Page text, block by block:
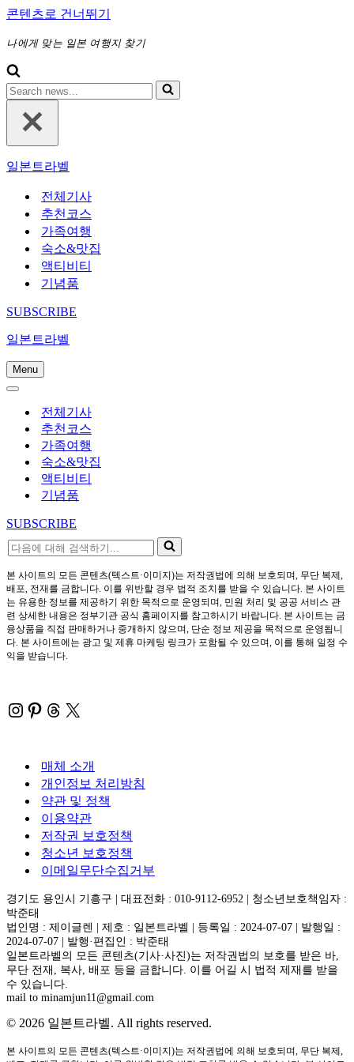
콘텐츠로 건너뛰기
나에게 맞는 일본 여행지 찾기
다
음
검
기...
일본트라벨
전체기사
추천코스
가족여행
숙소&맛집
액티비티
기념품
SUBSCRIBE
일본트라벨
Menu
내
게
뉴
내
전체기사
추천코스
가족여행
숙소&맛집
액티비티
기념품
SUBSCRIBE
다
음
에
대
해
검
색
하
본 사이트의 모든 콘텐츠(텍스트·이미지)는 저작권법에 의해 보호되며, 무단 복제,
배포, 전재를 금합니다. 이를 위반할 경우 법적 조치를 받을 수 있습니다. 본 사이트
는 유용한 정보를 제공하기 위한 목적으로 운영되며, 민원 처리 및 공공 서비스 관
련 상세한 내용은 정부기관 공식 홈페이지를 참고하시기 바랍니다. 본 사이트는 금
융상품을 직접 판매하거나 중개하지 않으며, 단순 정보 제공을 목적으로 운영됩니
다. 본 사이트에는 광고 및 제휴 마케팅 링크가 포함될 수 있으며, 이를 통해 일정 수
익을 받습니다.
Instagram
Pinterest
Threads
X
매체 소개
개인정보 처리방침
약관 및 정책
이용약관
저작권 보호정책
청소년 보호정책
이메일무단수집거부
경기도 용인시 기흥구 | 대표전화 : 010-9112-6952 | 청소년보호책임자 :
박준태
법인명 : 제이글렌 | 제호 : 일본트라벨 | 등록일 : 2024-07-07 | 발행일 :
2024-07-07 | 발행·편집인 : 박준태
일본트라벨의 모든 콘텐츠(기사·사진)는 저작권법의 보호를 받은 바,
무단 전재, 복사, 배포 등을 금합니다. 이를 어길 시 법적 제재를 받을
수 있습니다.
mail to minamjun11@gmail.com
© 2026 일본트라벨. All rights reserved.
본 사이트의 모든 콘텐츠(텍스트·이미지)는 저작권법에 의해 보호되며, 무단 복제,